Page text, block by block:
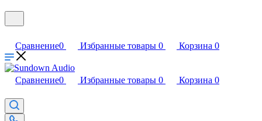
Сравнение0 Избранные товары 0 Корзина 0
Сравнение0 Избранные товары 0 Корзина 0